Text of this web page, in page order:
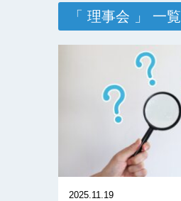
「 理事会 」 一覧
2025.11.19